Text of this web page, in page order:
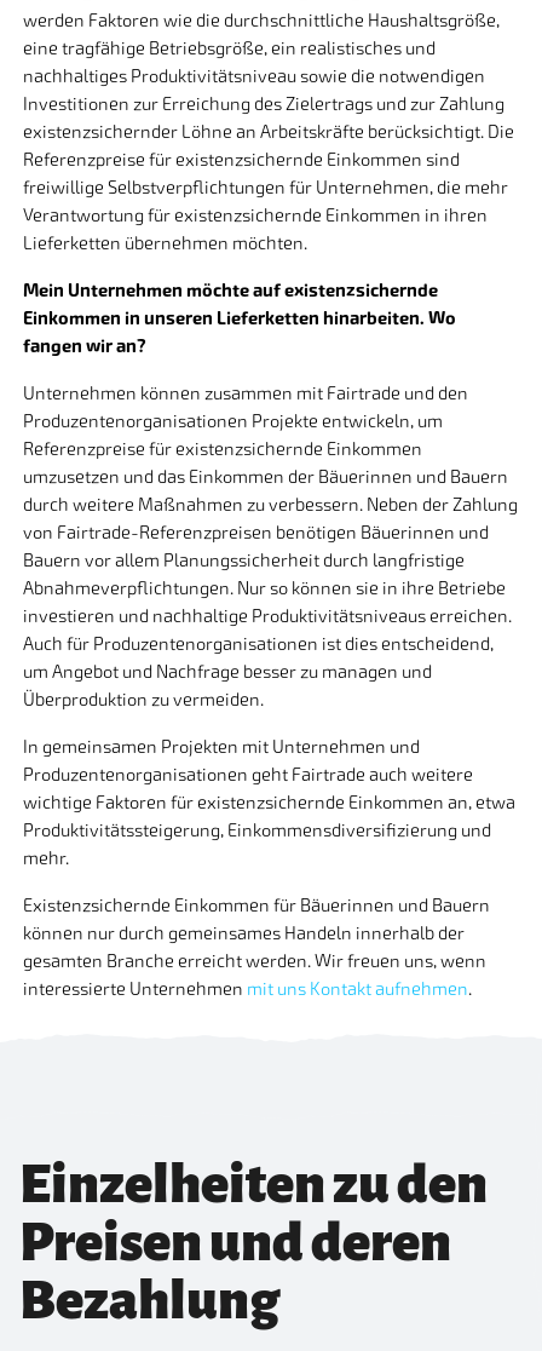
werden Faktoren wie die durchschnittliche Haushaltsgröße,
eine tragfähige Betriebsgröße, ein realistisches und
nachhaltiges Produktivitätsniveau sowie die notwendigen
Investitionen zur Erreichung des Zielertrags und zur Zahlung
existenzsichernder Löhne an Arbeitskräfte berücksichtigt. Die
Referenzpreise für existenzsichernde Einkommen sind
freiwillige Selbstverpflichtungen für Unternehmen, die mehr
Verantwortung für existenzsichernde Einkommen in ihren
Lieferketten übernehmen möchten.
Mein Unternehmen möchte auf existenzsichernde
Einkommen in unseren Lieferketten hinarbeiten. Wo
fangen wir an?
Unternehmen können zusammen mit Fairtrade und den
Produzentenorganisationen Projekte entwickeln, um
Referenzpreise für existenzsichernde Einkommen
umzusetzen und das Einkommen der Bäuerinnen und Bauern
durch weitere Maßnahmen zu verbessern. Neben der Zahlung
von Fairtrade-Referenzpreisen benötigen Bäuerinnen und
Bauern vor allem Planungssicherheit durch langfristige
Abnahmeverpflichtungen. Nur so können sie in ihre Betriebe
investieren und nachhaltige Produktivitätsniveaus erreichen.
Auch für Produzentenorganisationen ist dies entscheidend,
um Angebot und Nachfrage besser zu managen und
Überproduktion zu vermeiden.
In gemeinsamen Projekten mit Unternehmen und
Produzentenorganisationen geht Fairtrade auch weitere
wichtige Faktoren für existenzsichernde Einkommen an, etwa
Produktivitätssteigerung, Einkommensdiversifizierung und
mehr.
Existenzsichernde Einkommen für Bäuerinnen und Bauern
können nur durch gemeinsames Handeln innerhalb der
gesamten Branche erreicht werden. Wir freuen uns, wenn
interessierte Unternehmen mit uns Kontakt aufnehmen.
Einzelheiten zu den
Preisen und deren
Bezahlung